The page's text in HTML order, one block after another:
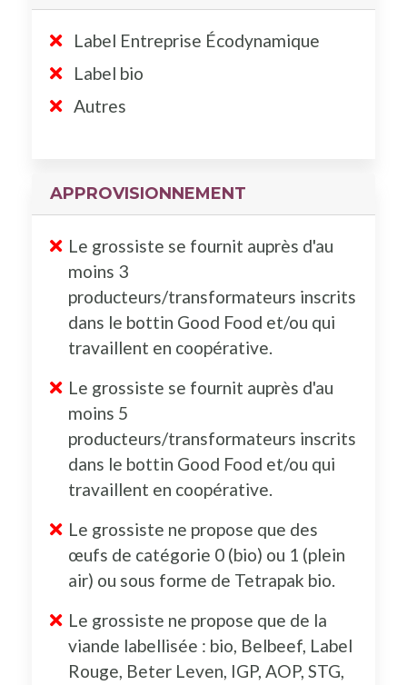
Label Entreprise Écodynamique
Label bio
Autres
APPROVISIONNEMENT
Le grossiste se fournit auprès d'au
moins 3
producteurs/transformateurs inscrits
dans le bottin Good Food et/ou qui
travaillent en coopérative.
Le grossiste se fournit auprès d'au
moins 5
producteurs/transformateurs inscrits
dans le bottin Good Food et/ou qui
travaillent en coopérative.
Le grossiste ne propose que des
œufs de catégorie 0 (bio) ou 1 (plein
air) ou sous forme de Tetrapak bio.
Le grossiste ne propose que de la
viande labellisée : bio, Belbeef, Label
Rouge, Beter Leven, IGP, AOP, STG,